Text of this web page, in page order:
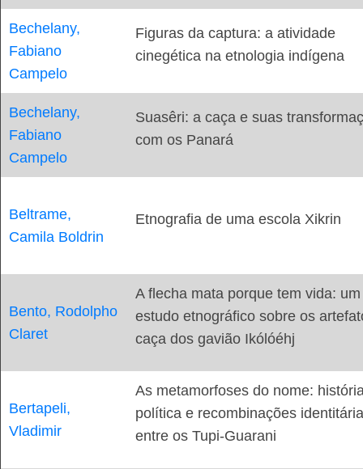
Bechelany,
Fabiano
Campelo
Figuras da captura: a atividade
cinegética na etnologia indígena
Bechelany,
Fabiano
Campelo
Suasêri: a caça e suas
com os Panará
Beltrame,
Camila Boldrin
Etnografia de uma escola Xikrin
Bento, Rodolpho
Claret
A flecha mata porque tem vida: um
estudo etnográfico sobre os
caça dos gavião Ikólóéhj
Bertapeli,
Vladimir
As metamorfoses do nome:
política e recombinações
entre os Tupi-Guarani